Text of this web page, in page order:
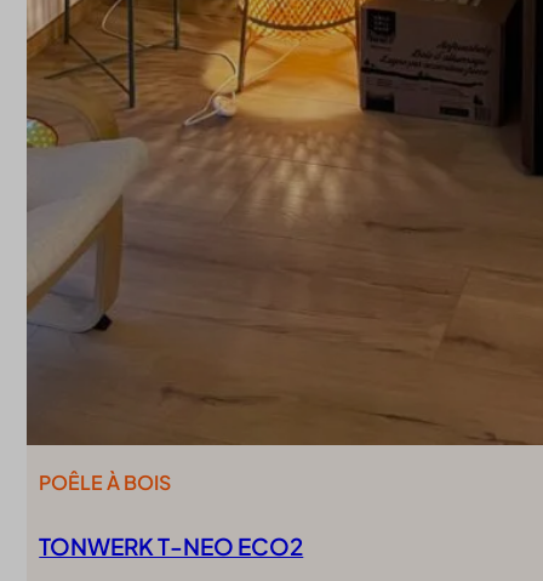
TONWERK T-NEO ECO2
POÊLE À BOIS